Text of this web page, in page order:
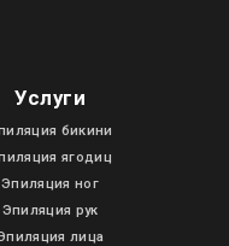
Услуги
бикини
ягодиц
Эпиляция ног
Эпиляция рук
лица